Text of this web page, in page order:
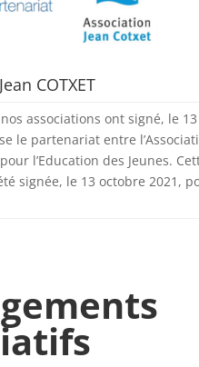
de la Santé.
COTXET
associations ont signé, le
le partenariat entre
l’Education des Jeunes.
signée, le 13 octobre 2021,